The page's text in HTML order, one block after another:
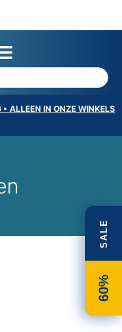
ALLEEN IN ONZE WINKELS
SALE
60%